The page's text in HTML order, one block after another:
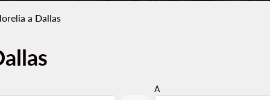
a Dallas
A